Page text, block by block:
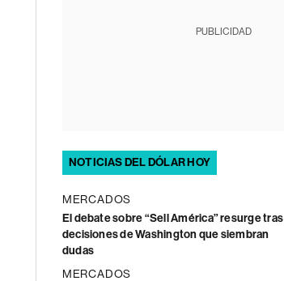
PUBLICIDAD
NOTICIAS DEL DÓLAR HOY
MERCADOS
El debate sobre “Sell América” resurge tras
decisiones de Washington que siembran
dudas
MERCADOS